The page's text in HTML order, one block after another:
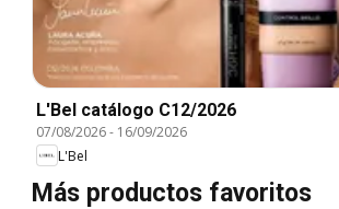
L'Bel catálogo C12/2026
07/08/2026- 16/09/2026
L'Bel
Más productos favoritos